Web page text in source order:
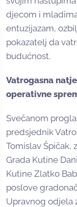
djecom i
entuzijazam,
pokazatelj da
budućnost.
Vatrogasna
operativne
Svečanom
predsjednik
Tomislav Špičak,
Grada Kutine
Kutine Zlatko
poslove
Upravnog odjela